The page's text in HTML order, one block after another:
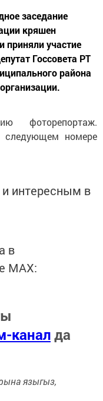
заседание
кряшен
приняли участие
Госсовета РТ
района
фоторепортаж.
следующем номере
интересным в
в
MАХ:
каналда
языгыз,